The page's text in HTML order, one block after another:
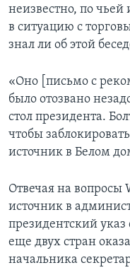
неизвестно, по
в ситуацию с
знал ли об этой
«Оно [письмо с
было отозвано
стол президента.
чтобы
источник в Белом
Отвечая на вопросы
источник в
президентский указ
еще двух стран
начальника